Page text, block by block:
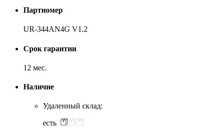
Партномер
UR-344AN4G V1.2
Срок гарантии
12 мес.
Наличие
Удаленный склад:
есть